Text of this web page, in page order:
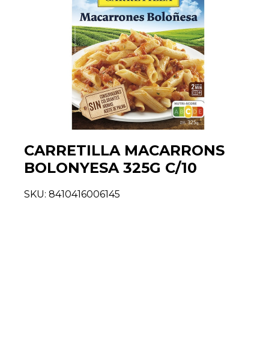
CARRETILLA MACARRONS
BOLONYESA 325G C/10
SKU: 8410416006145